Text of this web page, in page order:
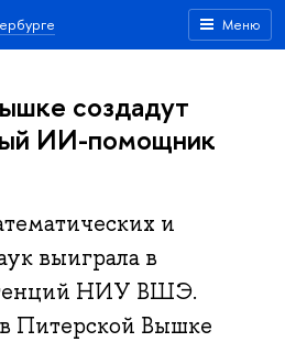
Меню
создадут
ИИ-помощник
и
выиграла в
НИУ ВШЭ.
Питерской Вышке